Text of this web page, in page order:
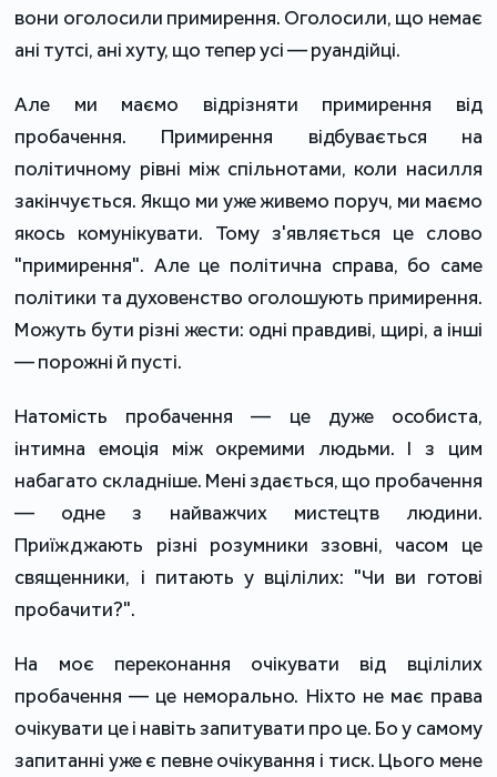
вони оголосили примирення. Оголосили, що немає
ані тутсі, ані хуту, що тепер усі — руандійці.
Але ми маємо відрізняти примирення від
пробачення. Примирення відбувається на
політичному рівні між спільнотами, коли насилля
закінчується. Якщо ми уже живемо поруч, ми маємо
якось комунікувати. Тому з'являється це слово
"примирення". Але це політична справа, бо саме
політики та духовенство оголошують примирення.
Можуть бути різні жести: одні правдиві, щирі, а інші
— порожні й пусті.
Натомість пробачення — це дуже особиста,
інтимна емоція між окремими людьми. І з цим
набагато складніше. Мені здається, що пробачення
— одне з найважчих мистецтв людини.
Приїжджають різні розумники ззовні, часом це
священники, і питають у вцілілих: "Чи ви готові
пробачити?".
На моє переконання очікувати від вцілілих
пробачення — це неморально. Ніхто не має права
очікувати це і навіть запитувати про це. Бо у самому
запитанні уже є певне очікування і тиск. Цього мене